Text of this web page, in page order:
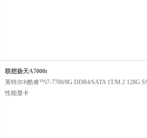
联想扬天A7000t
英特尔®酷睿™i7-7700/8G DDR4/SATA 1T/M.2 128G
性能显卡